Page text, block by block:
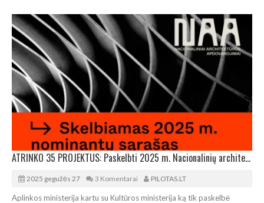
ATRINKO 35 PROJEKTUS: Paskelbti 2025 m. Nacionalinių architektūros apdovanojimų nominantai
2025 gegužės 27 3 Komentarai PILOTAS.LT
Aplinkos ministerija kartu su Kultūros ministerija ką tik paskelbė